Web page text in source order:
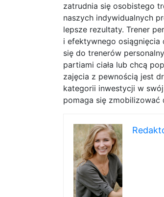
zatrudnia się osobistego
naszych indywidualnych
lepsze rezultaty. Trener
i efektywnego osiągnięcia
się do trenerów
partiami ciała lub chcą
zajęcia z pewnością jest
kategorii inwestycji w
pomaga się zmobilizować